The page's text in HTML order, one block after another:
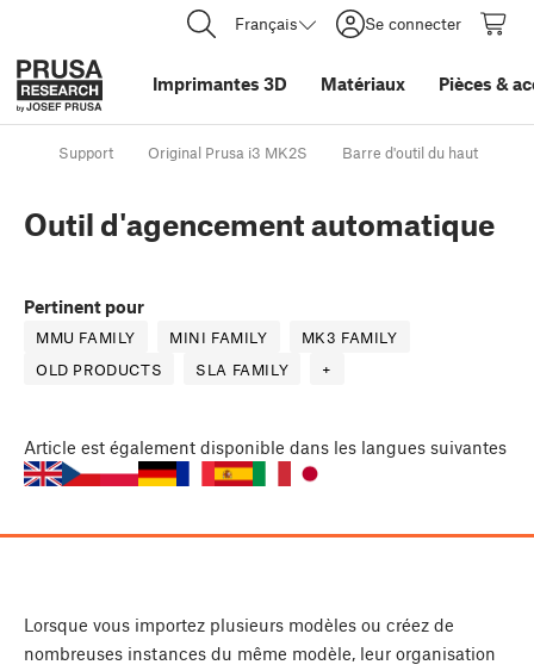
Français Se connecter
Imprimantes 3D Matériaux Pièces &
Support Original Prusa i3 MK2S Barre d'outil du haut
Outil d'agencement automatique
Pertinent pour
MMU FAMILY MINI FAMILY
MK3 FAMILY
OLD PRODUCTS
SLA FAMILY +
Article est également disponible dans les langues suivantes
Lorsque vous importez plusieurs modèles ou créez de
nombreuses instances du même modèle, leur organisation